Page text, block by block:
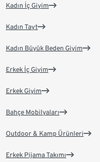
Kadın İç Giyim
Kadın Tayt
Kadın Büyük Beden Giyim
Erkek İç Giyim
Erkek Giyim
Bahçe Mobilyaları
Outdoor & Kamp Ürünleri
Erkek Pijama Takımı